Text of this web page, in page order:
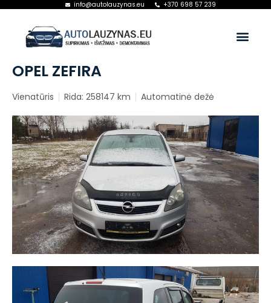
info@autolauzynas.eu +370 698 57 239
OPEL ZEFIRA
Vienatūris Rida: 258147 km Automatinė dežė